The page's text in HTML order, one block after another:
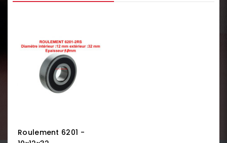
Roulement 6201 -